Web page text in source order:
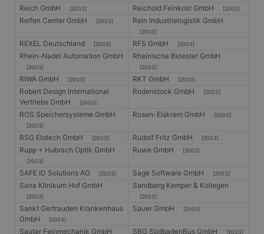
Reich GmbH [2003] Reichold Feinkost GmbH [2003]
Reifen Center GmbH [2003] Rein Industrielogistik GmbH
[2003]
REXEL Deutschland [2003] RFS GmbH [2003]
Rhein-Nadel Automation GmbH
[2003]
Rheinische Bioester GmbH
[2003]
RIWA GmbH [2003] RKT GmbH [2003]
Robert Design International
Vertriebs GmbH
[2003]
Rodenstock GmbH [2003]
ROS Speichersysteme GmbH
[2003]
Rosen-Eiskrem GmbH [2003]
RSG Elotech GmbH [2003] Rudolf Fritz GmbH [2003]
Rupp + Hubrach Optik GmbH
[2003]
Ruwe GmbH [2003]
SAFE ID Solutions AG [2003] Sage Software GmbH [2003]
Sana Klinikum Hof GmbH
[2003]
Sandberg Kemper & Kollegen
[2003]
Sankt Gertrauden Krankenhaus
GmbH
[2003]
Sauer GmbH [2003]
Sauter Feinmechanik GmbH SBG SüdbadenBus GmbH [2003]
darüber, wie der
Endbenutzer die
Website nutzt,
möglicherweise vor